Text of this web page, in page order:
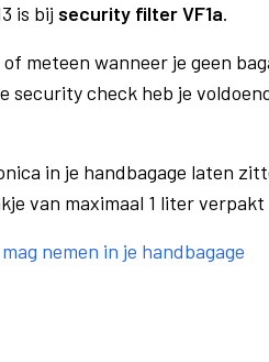
is bij security filter VF1a.
meteen wanneer je geen
check heb je
in je handbagage laten
van maximaal 1 liter
nemen in je handbagage